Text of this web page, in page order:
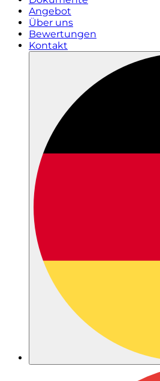
Angebot
Über uns
Bewertungen
Kontakt